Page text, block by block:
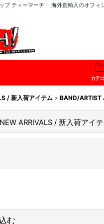
プ ティーマーチ！ 海外直輸入のオフ
カテ
/ 新入荷アイテム > BAND/ARTIST
NEW ARRIVALS / 新入荷アイ
む